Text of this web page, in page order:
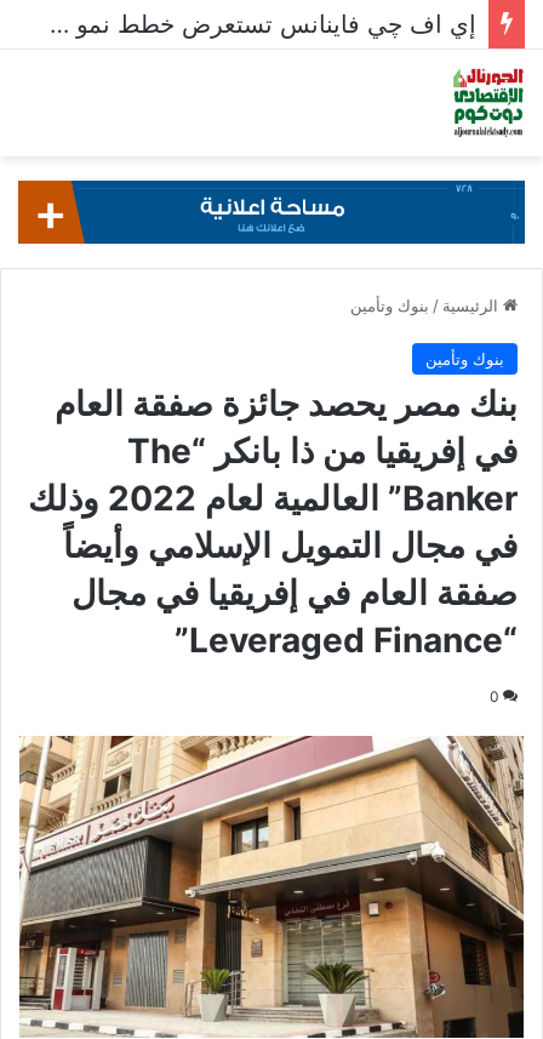
إي اف چي فاينانس تستعرض خطط نمو «بلد» لتعزيز حضورها في سوق تحويلات المصريين بالخارج
الرئيسية / بنوك وتأمين
بنوك وتأمين
بنك مصر يحصد جائزة صفقة العام
في إفريقيا من ذا بانكر “The
Banker” العالمية لعام 2022 وذلك
في مجال التمويل الإسلامي وأيضاً
صفقة العام في إفريقيا في مجال
“Leveraged Finance”
0